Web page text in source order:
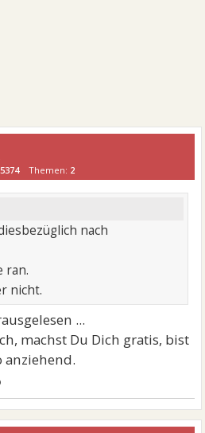
5374 Themen: 2
nach
ran.
nicht.
...
machst Du Dich gratis, bist
anziehend.